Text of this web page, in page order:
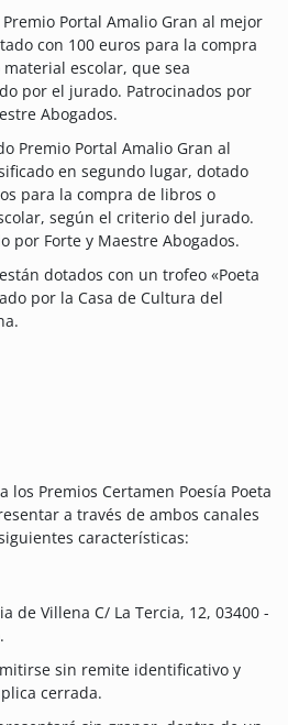
Portal Amalio Gran al mejor
con 100 euros para la compra
escolar, que sea
por el jurado. Patrocinados por
Abogados.
Premio Portal Amalio Gran al
en segundo lugar, dotado
para la compra de libros o
según el criterio del jurado.
por Forte y Maestre Abogados.
dotados con un trofeo «Poeta
por la Casa de Cultura del
los Premios Certamen Poesía Poeta
a través de ambos canales
características:
de Villena C/ La Tercia, 12, 03400 -
sin remite identificativo y
cerrada.